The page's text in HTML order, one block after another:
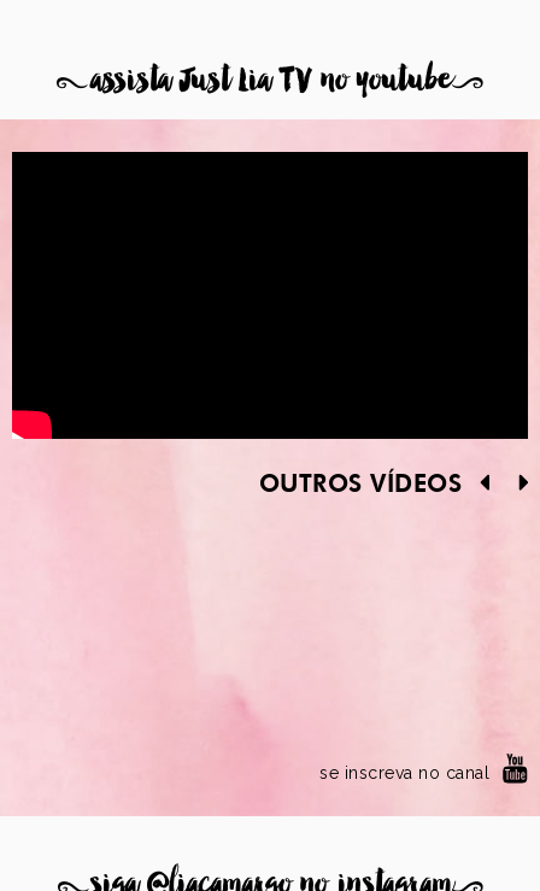
8assista Just Lia TV no youtube9
OUTROS VÍDEOS
se inscreva no canal